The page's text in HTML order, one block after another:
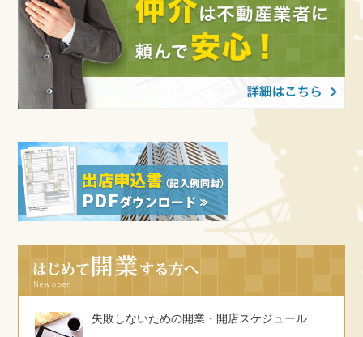
失敗しないための開業・開店スケジュール